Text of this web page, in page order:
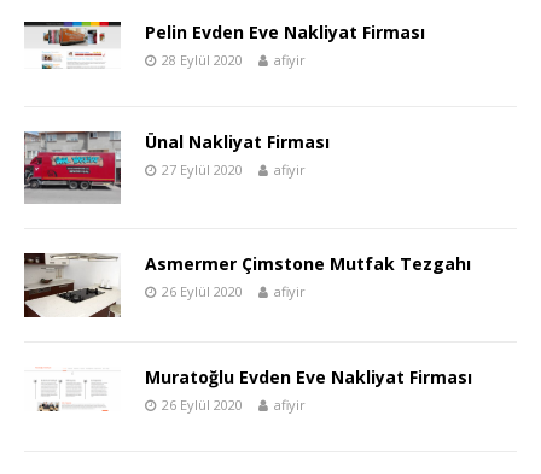
Pelin Evden Eve Nakliyat Firması
28 Eylül 2020 afiyir
Ünal Nakliyat Firması
27 Eylül 2020 afiyir
Asmermer Çimstone Mutfak Tezgahı
26 Eylül 2020 afiyir
Muratoğlu Evden Eve Nakliyat Firması
26 Eylül 2020 afiyir